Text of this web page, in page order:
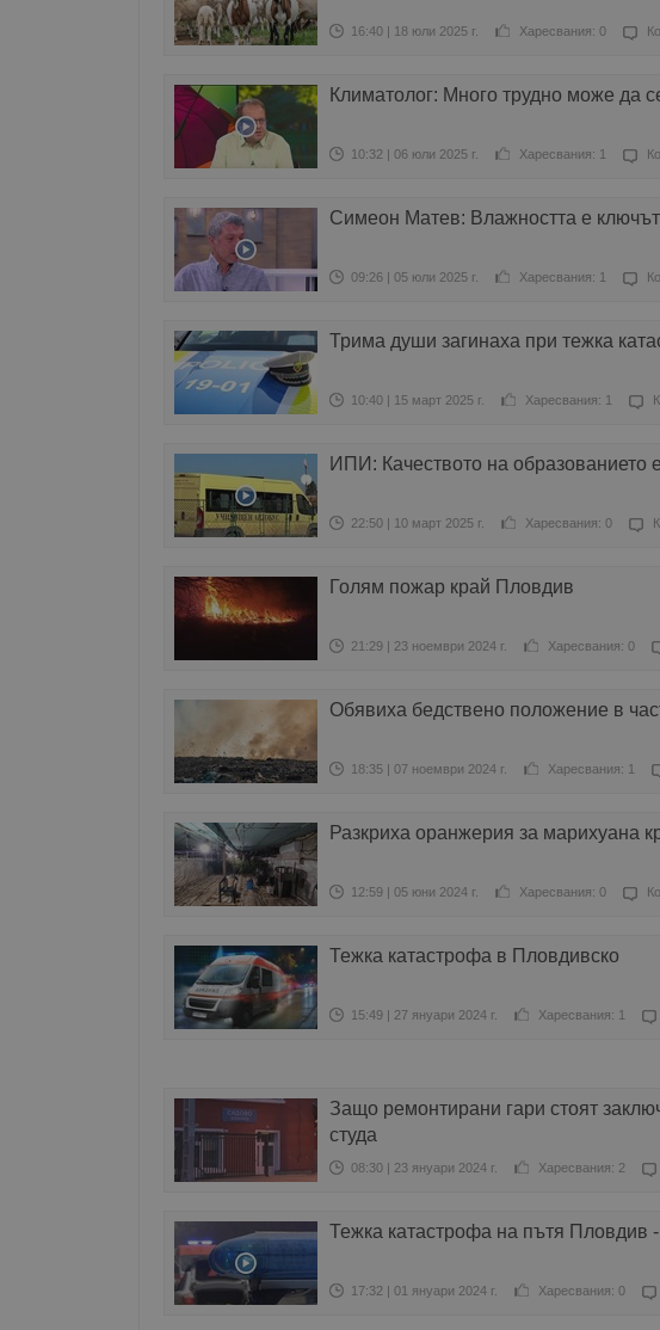
16:40 | 18 юли 2025 г. Харесвания: 0
Климатолог: Много трудно може да
10:32 | 06 юли 2025 г. Харесвания: 1
Симеон Матев: Влажността е
09:26 | 05 юли 2025 г. Харесвания: 1
Трима души загинаха при тежка
10:40 | 15 март 2025 г. Харесвания: 1
ИПИ: Качеството на образованието
22:50 | 10 март 2025 г. Харесвания: 0
Голям пожар край Пловдив
21:29 | 23 ноември 2024 г. Харесвания: 0
Обявиха бедствено положение в
18:35 | 07 ноември 2024 г. Харесвания: 1
Разкриха оранжерия за марихуана
12:59 | 05 юни 2024 г. Харесвания: 0
Тежка катастрофа в Пловдивско
15:49 | 27 януари 2024 г. Харесвания: 1
Защо ремонтирани гари стоят
студа
08:30 | 23 януари 2024 г. Харесвания: 2
Тежка катастрофа на пътя Пловдив
17:32 | 01 януари 2024 г. Харесвания: 0